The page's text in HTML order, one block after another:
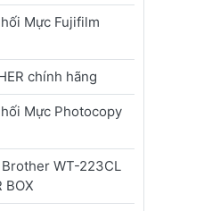
Mực Fujifilm
chính hãng
Mực Photocopy
WT-223CL
BOX